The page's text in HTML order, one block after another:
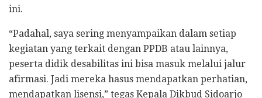
ini.
“Padahal, saya sering menyampaikan dalam setiap
kegiatan yang terkait dengan PPDB atau lainnya,
peserta didik desabilitas ini bisa masuk melalui jalur
afirmasi. Jadi mereka hasus mendapatkan perhatian,
mendapatkan lisensi,” tegas Kepala Dikbud Sidoarjo